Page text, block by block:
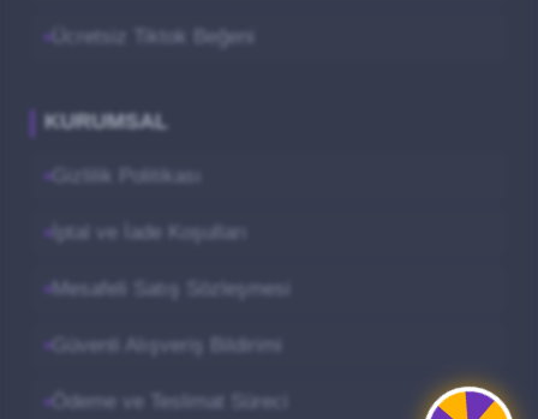
Ücretsiz Tiktok Beğeni
KURUMSAL
Gizlilik Politikası
İptal ve İade Koşulları
Mesafeli Satış Sözleşmesi
Güvenli Alışveriş Bildirimi
Ödeme ve Teslimat Süreci